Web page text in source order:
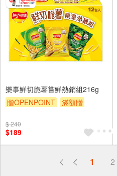
樂事鮮切脆薯嘗鮮熱銷組216g
贈OPENPOINT
滿額贈
$ 240
$189
1 2
偏遠地區配送